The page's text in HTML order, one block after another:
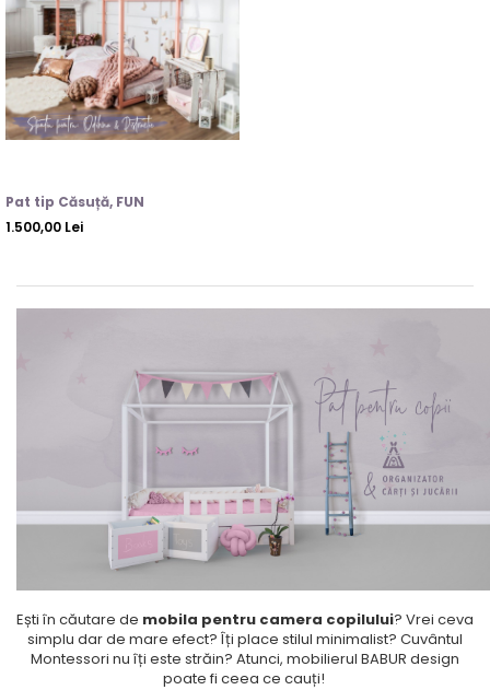
Pat tip Căsuță, FUN
1.500,00 Lei
Ești în căutare de mobila pentru camera copilului? Vrei ceva
simplu dar de mare efect? Îți place stilul minimalist? Cuvântul
Montessori nu îți este străin? Atunci, mobilierul BABUR design
poate fi ceea ce cauți!